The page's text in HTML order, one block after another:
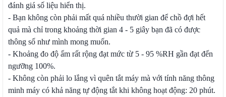
đánh giá số liệu hiển thị.
- Bạn không còn phải mất quá nhiều thười gian để chồ đợi hết
quả mà chỉ trong khoảng thời gian 4 - 5 giây bạn đã có được
thông số như mình mong muốn.
- Khoảng đo độ ẩm rất rộng đạt mức từ 5 - 95 %RH gần đạt đến
ngưỡng 100%.
- Không còn phải lo lắng vì quên tắt máy mà với tính năng thông
minh máy có khả năng tự động tắt khi không hoạt động: 20 phút.